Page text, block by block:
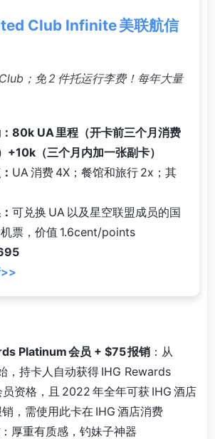
Club Infinite 美联航信
；免 2 件托运行李费！每年大量
80k UA 里程（开卡前三个月消费
（三个月内加一张副卡）
UA 消费 4X；餐馆和旅行 2x；其
可兑换 UA 以及星空联盟成员的国
票，价值 1.6cent/points
Platinum 会员 + $75 报销 ：从
，持卡人自动获得 IHG Rewards
资格，且 2022 年全年可获 IHG 酒店
，需使用此卡在 IHG 酒店消费
：厚重有质感，钓妹子神器